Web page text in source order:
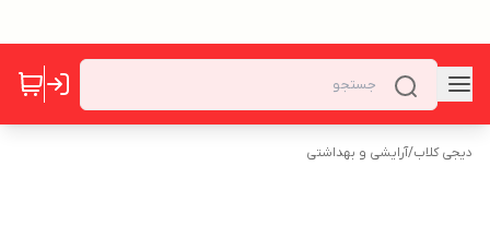
دیجی کلاب/آرایشی و بهداشتی